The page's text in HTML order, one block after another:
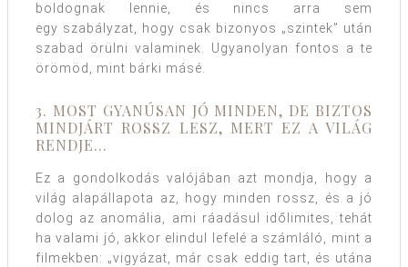
boldognak lennie, és nincs arra sem
egy szabályzat, hogy csak bizonyos „szintek” után
szabad örülni valaminek. Ugyanolyan fontos a te
örömöd, mint bárki másé.
3. MOST GYANÚSAN JÓ MINDEN, DE BIZTOS
MINDJÁRT ROSSZ LESZ, MERT EZ A VILÁG
RENDJE…
Ez a gondolkodás valójában azt mondja, hogy a
világ alapállapota az, hogy minden rossz, és a jó
dolog az anomália, ami ráadásul időlimites, tehát
ha valami jó, akkor elindul lefelé a számláló, mint a
filmekben: „vigyázat, már csak eddig tart, és utána